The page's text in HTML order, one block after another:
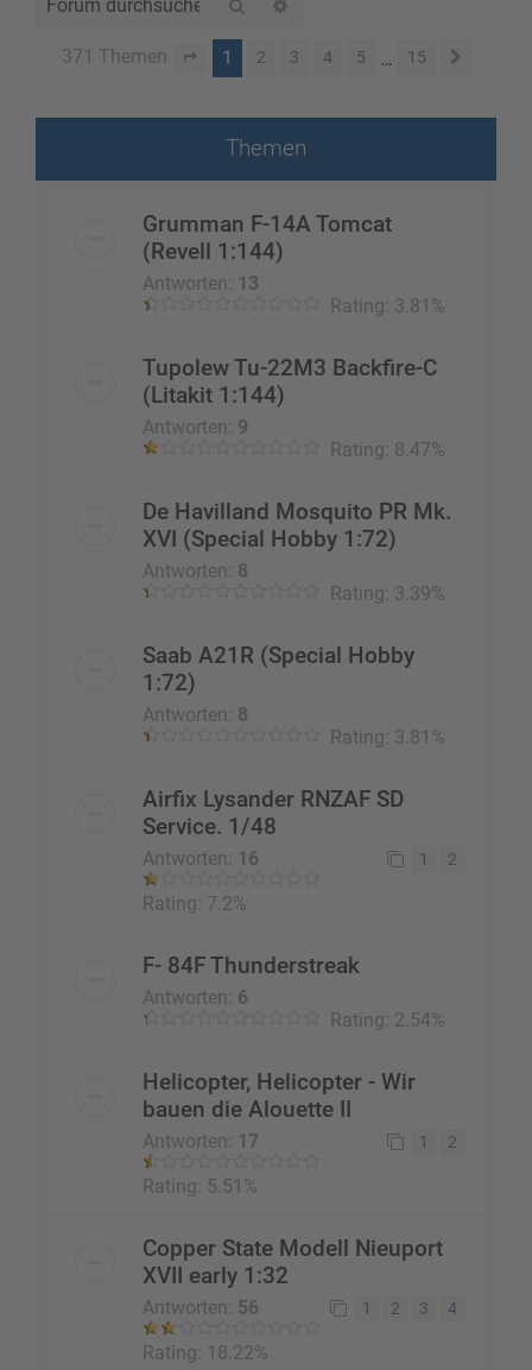
371 Themen Seite von 15
1 2 3 4 5 … 15
Themen
Grumman F-14A Tomcat
(Revell 1:144)
Antworten:
13
Rating: 3.81%
Tupolew Tu-22M3 Backfire-C
(Litakit 1:144)
Antworten: 9
Rating: 8.47%
De Havilland Mosquito PR Mk.
XVI (Special Hobby 1:72)
Antworten: 8
Rating: 3.39%
Saab A21R (Special Hobby
1:72)
Antworten: 8
Rating: 3.81%
Airfix Lysander RNZAF SD
Service. 1/48
Antworten: 16 1 2
Rating: 7.2%
F- 84F Thunderstreak
Antworten: 6
Rating: 2.54%
Helicopter, Helicopter - Wir
bauen die Alouette II
Antworten: 17 1 2
Rating: 5.51%
Copper State Modell Nieuport
XVII early 1:32
Antworten: 56 1 2 3 4
Rating: 18.22%